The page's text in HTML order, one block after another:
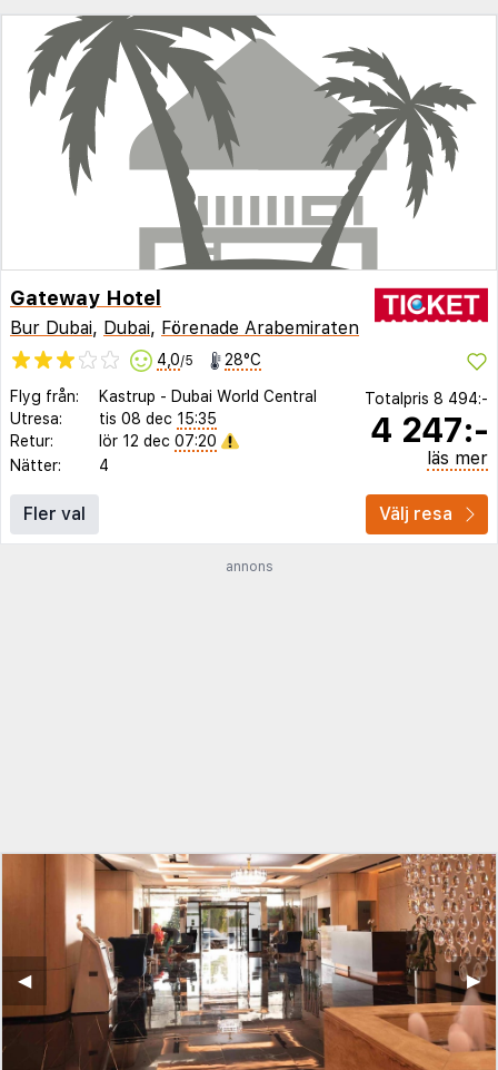
Gateway Hotel
Bur Dubai, Dubai, Förenade Arabemiraten
4,0/5 28°C
Flyg från: Kastrup - Dubai World Central
Utresa:
tis 08 dec 15:35
Retur:
lör 12 dec 07:20
Nätter:
4
Totalpris 8 494:-
4 247:-
läs mer
Fler val Välj resa
annons
▶︎
◀︎